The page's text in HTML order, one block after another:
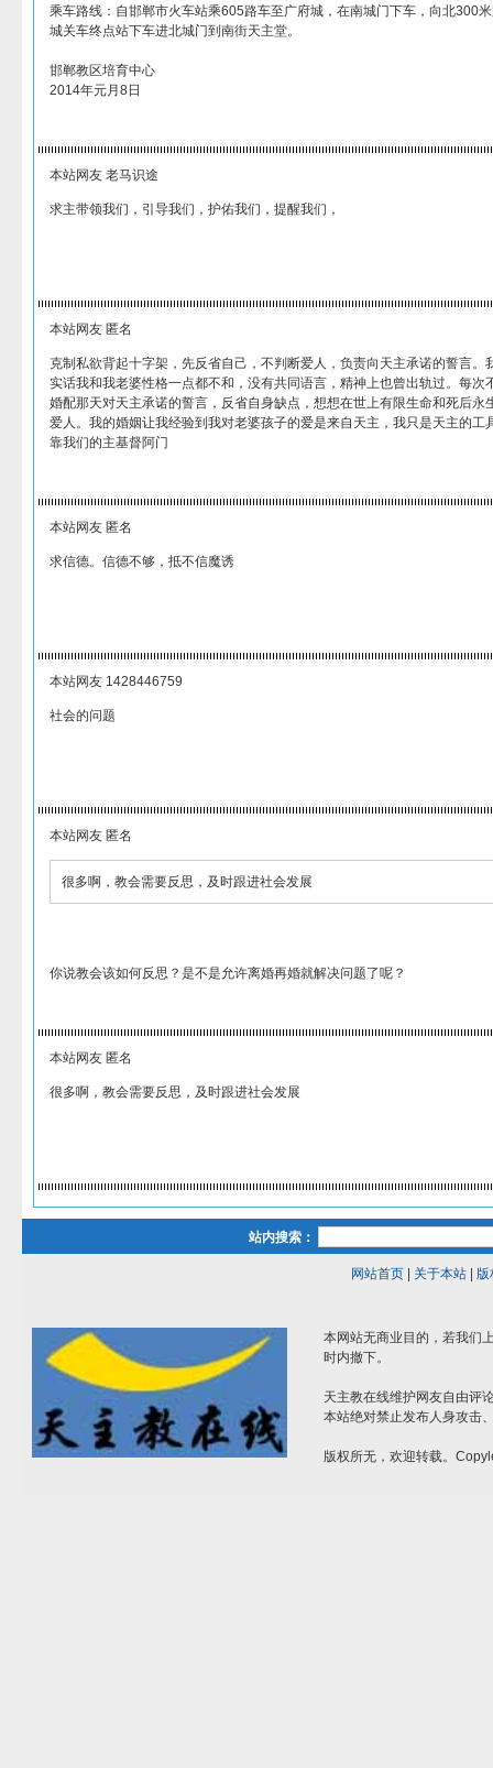
乘车路线：自邯郸市火车站乘605路车至广府城，在南城门下车，向北300
城关车终点站下车进北城门到南街天主堂。
邯郸教区培育中心
2014年元月8日
本站网友 老马识途
求主带领我们，引导我们，护佑我们，提醒我们，
本站网友 匿名
克制私欲背起十字架，先反省自己，不判断爱人，负责向天主承诺的誓言。
实话我和我老婆性格一点都不和，没有共同语言，精神上也曾出轨过。每次
婚配那天对天主承诺的誓言，反省自身缺点，想想在世上有限生命和死后永
爱人。我的婚姻让我经验到我对老婆孩子的爱是来自天主，我只是天主的工
靠我们的主基督阿门
本站网友 匿名
求信德。信德不够，抵不信魔诱
本站网友 1428446759
社会的问题
本站网友 匿名
很多啊，教会需要反思，及时跟进社会发展
你说教会该如何反思？是不是允许离婚再婚就解决问题了呢？
本站网友 匿名
很多啊，教会需要反思，及时跟进社会发展
站内搜索：
网站首页| 关于本站| 版
本网站无商业目的，若我们
时内撤下。
天主教在线维护网友自由评
本站绝对禁止发布人身攻击
版权所无，欢迎转载。